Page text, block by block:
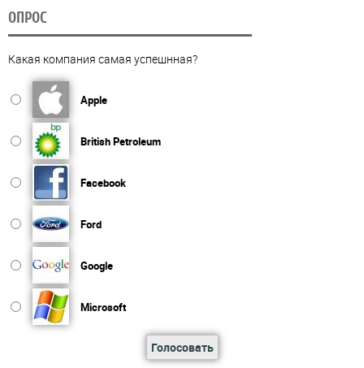
ОПРОС
Какая компания самая успешнная?
Apple
British Petroleum
Facebook
Ford
Google
Microsoft
Голосовать